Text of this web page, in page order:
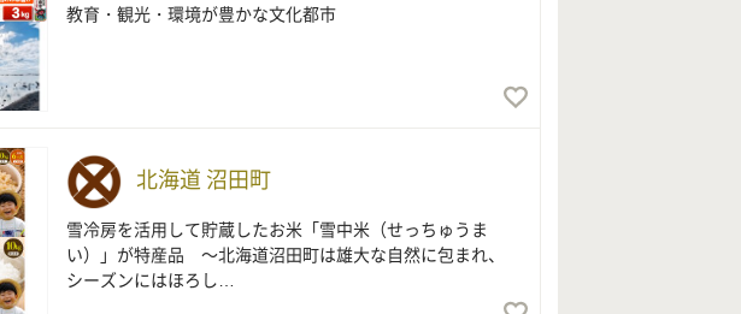
教育・観光・環境が豊かな文化都市
北海道 沼田町
雪冷房を活用して貯蔵したお米「雪中米（せっちゅうま
い）」が特産品 ～北海道沼田町は雄大な自然に包まれ、
シーズンにはほろし…